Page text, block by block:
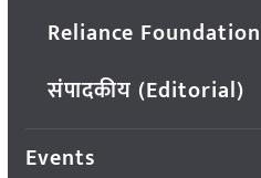
Reliance
संपादकीय (Editorial)
Events